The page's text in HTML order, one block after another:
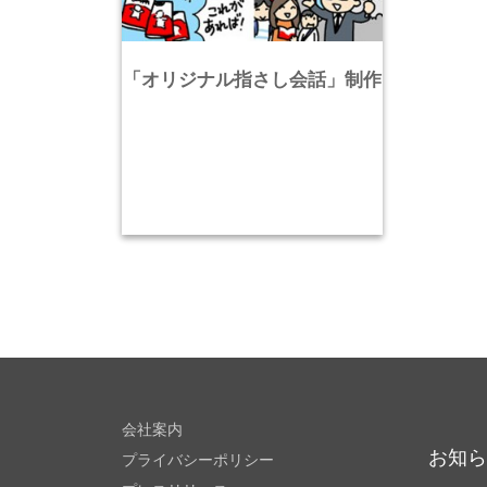
「オリジナル指さし会話」制作
会社案内
プライバシーポリシー
お知